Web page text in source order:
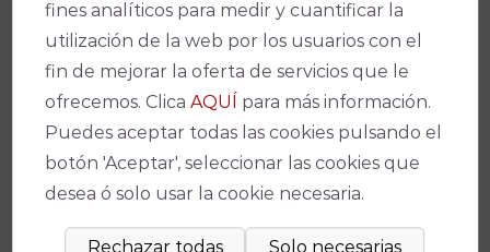
Teatro
Teatro Góngora
Fecha(s)
10/12/2020-16:00
Duración
75 minutos
fines analíticos para medir y cuantificar la
utilización de la web por los usuarios con el
fin de mejorar la oferta de servicios que le
ofrecemos. ClicaAQUÍ para más información.
Puedes aceptar todas las cookies pulsando el
botón 'Aceptar', seleccionar las cookies que
desea ó solo usar la cookie necesaria.